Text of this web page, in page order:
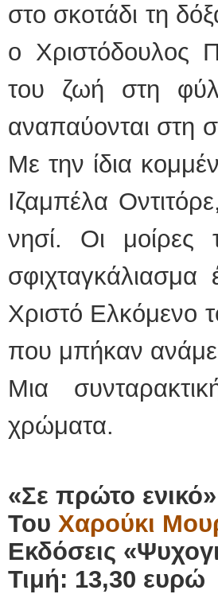
στο σκοτάδι τη
ο Χριστόδουλος
του ζωή στη
αναπαύονται στη
Με την ίδια
Ιζαμπέλα
νησί. Οι μοίρες
Χριστό Ελκόμενο
που μπήκαν
Μια
χρώματα.
«Σε πρώτο ενικό»
Του Χαρούκι
Εκδόσεις
Τιμή: 13,30 ευρώ